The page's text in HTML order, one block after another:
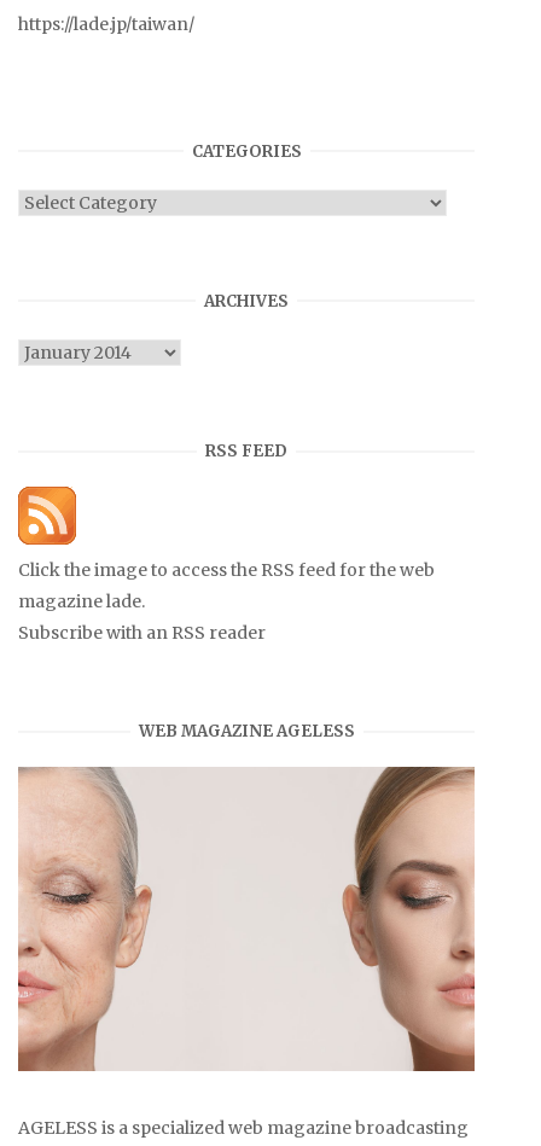
https://lade.jp/taiwan/
CATEGORIES
Categories
ARCHIVES
Archives
RSS FEED
Click the image to access the RSS feed for the web
magazine lade.
Subscribe with an RSS reader
WEB MAGAZINE AGELESS
AGELESS is a specialized web magazine broadcasting